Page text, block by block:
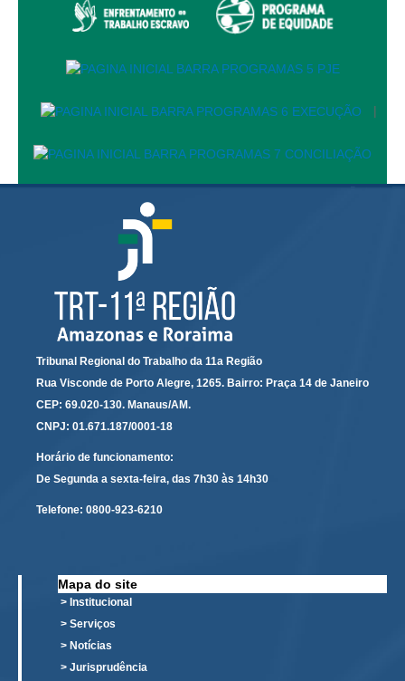
Pesquisa de metas Nacionais
Editais de Credenciamento
Conexão Inclusiva
Informe de Rendimentos - 2026
Todas as Notícias
Buscar Notícias
Comunicados
Campanhas
Galeria de Fotos
Redes Sociais
Fale com a Comunicação
Logomarca
Consulta Jurisprudencial
Falcão - Busca por Jurisprudência
Pangea - precedentes qualificados
|
Tribunal Regional do Trabalho da 11a Região
Rua Visconde de Porto Alegre, 1265. Bairro: Praça 14 de Janeiro
CEP: 69.020-130. Manaus/AM.
CNPJ: 01.671.187/0001-18
Horário de funcionamento:
De Segunda a sexta-feira, das 7h30 às 14h30
Telefone: 0800-923-6210
Mapa do site
> Institucional
> Serviços
> Notícias
> Jurisprudência